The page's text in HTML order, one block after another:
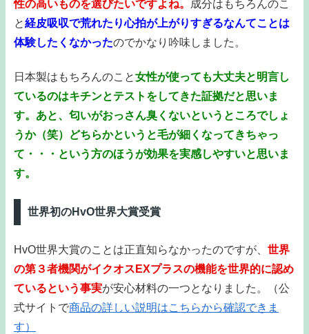
性の高いものを選びたいですよね。
成分はもちろんのこ
と経皮吸収で荒れたり心拍が上がりすぎるなんてことは
体験したくなかったのでかなり吟味しました。
日本製はもちろんのこと女性が使っても大丈夫と明言し
ているのはキチンとテストをしてきた証拠だと思いま
す。あと、匂いがおっさん臭くないというところでしょ
うか（笑）どちらかというと毛が細くなってきちゃっ
て・・・という方のほうが効果を実感しやすいと思いま
す。
世界初のHvO世界大賞受賞
HvO世界大賞のことは正直知らなかったのですが、 世界
の第３者機関がイクオスEXプラスの機能を世界的に認め
ているという事実が安心材料の一つとなりました。（公
式サイトで商品の詳しい説明はこちらから確認できま
す）